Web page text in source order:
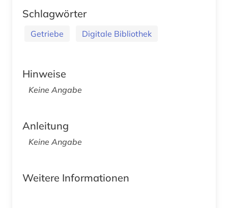
Schlagwörter
Getriebe Digitale Bibliothek
Hinweise
Keine Angabe
Anleitung
Keine Angabe
Weitere Informationen